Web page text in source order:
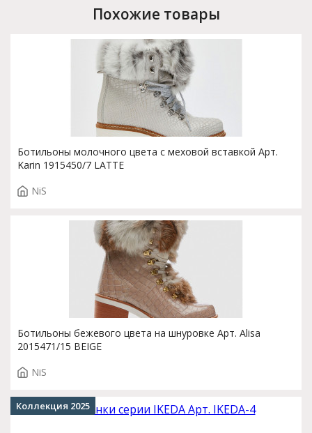
Похожие товары
Ботильоны молочного цвета с меховой вставкой Арт.
Karin 1915450/7 LATTE
NiS
Ботильоны бежевого цвета на шнуровке Арт. Alisa
2015471/15 BEIGE
NiS
Коллекция 2025